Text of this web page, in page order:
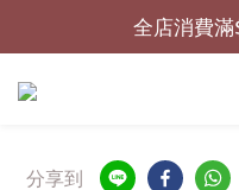
全店消費
全店消費
全店消費
分享到